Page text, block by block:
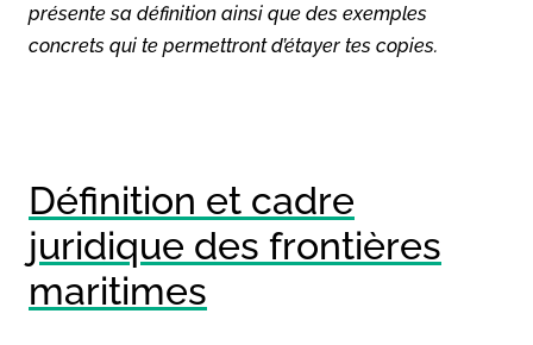
présente sa définition ainsi que des exemples
concrets qui te permettront d’étayer tes copies.
Définition et cadre
juridique des frontières
maritimes